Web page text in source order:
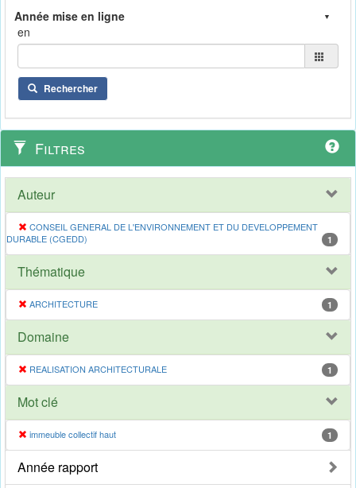
en
Rechercher
Filtres
Auteur
CONSEIL GENERAL DE L'ENVIRONNEMENT ET DU DEVELOPPEMENT
DURABLE (CGEDD)
1
Thématique
ARCHITECTURE 1
Domaine
REALISATION ARCHITECTURALE 1
Mot clé
immeuble collectif haut 1
Année rapport